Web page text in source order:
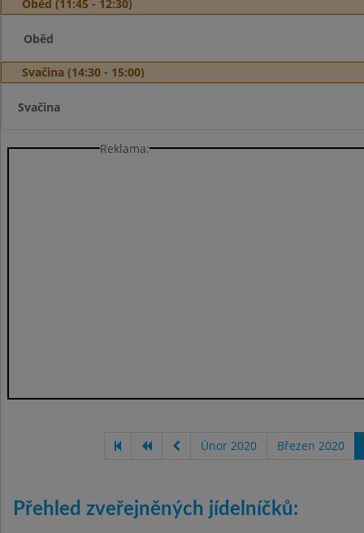
Oběd (11:45 - 12:30)
Oběd
Svačina (14:30 - 15:00)
Svačina
Reklama:
Únor 2020 Březen 2020
Přehled zveřejněných jídelníčků: